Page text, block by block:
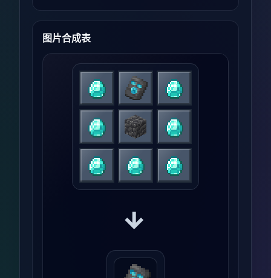
图片合成表
→